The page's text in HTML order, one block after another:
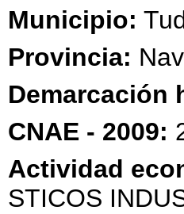
Municipio:
Provincia:
Demarcación
CNAE - 2009:
Actividad
STICOS